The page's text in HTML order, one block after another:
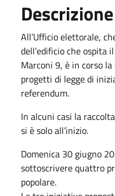
Descrizione
All’Ufficio elettorale,
dell’edificio che ospita
Marconi 9, è in corso
progetti di legge di
referendum.
In alcuni casi la
si è solo all’inizio.
Domenica 30 giugno
sottoscrivere quattro
popolare.